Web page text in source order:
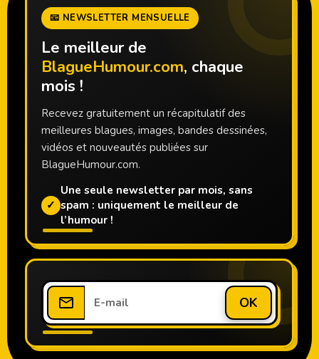
📧 NEWSLETTER MENSUELLE
Le meilleur de
BlagueHumour.com, chaque
mois !
Recevez gratuitement un récapitulatif des
meilleures blagues, images, bandes dessinées,
vidéos et nouveautés publiées sur
BlagueHumour.com.
✓
Une seule newsletter par mois, sans
spam : uniquement le meilleur de
l’humour !
OK